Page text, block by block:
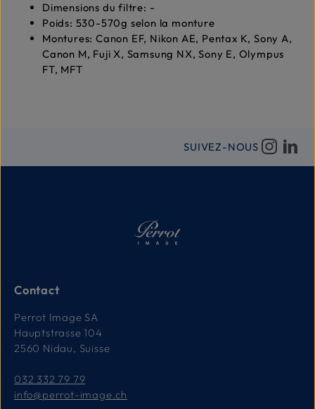
Dimensions du filtre: -
Poids: 530-570g selon la monture
Montures: Canon EF, Nikon AE, Pentax K, Sony A,
Canon M, Fuji X, Samsung NX, Sony E, Olympus
FT, MFT
SUIVEZ-NOUS
Contact
Perrot Image SA
Hauptstrasse 104
2560 Nidau, Suisse
032 332 79 79
info@perrot-image.ch